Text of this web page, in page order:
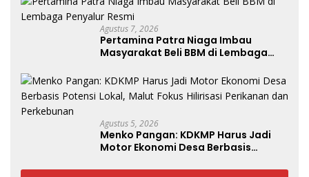
Agustus 7, 2026
Pertamina Patra Niaga Imbau
Masyarakat Beli BBM di Lembaga
Agustus 5, 2026
Menko Pangan: KDKMP Harus Jadi
Motor Ekonomi Desa Berbasis
Perikanan dan Perkebunan